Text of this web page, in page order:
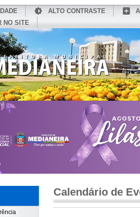
ALTO CONTRASTE
NO SITE
CONHEÇA MEDIANEIRA
Calendário de